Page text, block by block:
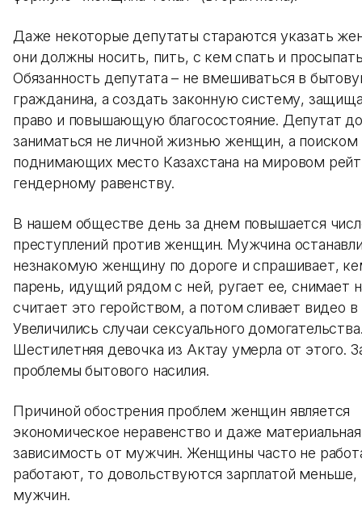
Даже некоторые депутаты стараются указать
они должны носить, пить, с кем спать и
Обязанность депутата – не вмешиваться в
гражданина, а создать законную систему,
право и повышающую благосостояние. Депутат
заниматься не личной жизнью женщин, а поиском
поднимающих место Казахстана на мировом
гендерному равенству.
В нашем обществе день за днем повышается
преступлений против женщин. Мужчина
незнакомую женщину по дороге и спрашивает,
парень, идущий рядом с ней, ругает ее, снимает
считает это геройством, а потом сливает видео в
Увеличились случаи сексуального
Шестилетняя девочка из Актау умерла от этого.
проблемы бытового насилия.
Причиной обострения проблем женщин является
экономическое неравенство и даже материальная
зависимость от мужчин. Женщины часто не
работают, то довольствуются зарплатой
мужчин.